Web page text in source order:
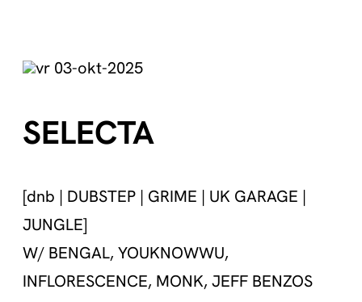
vr 03-okt-2025
SELECTA
[dnb | DUBSTEP | GRIME | UK GARAGE |
JUNGLE]
W/ BENGAL, YOUKNOWWU,
INFLORESCENCE, MONK, JEFF BENZOS